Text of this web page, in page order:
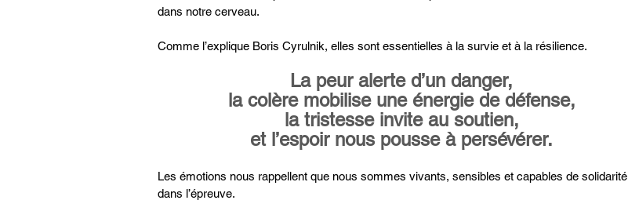
dans notre cerveau.
Comme l’explique Boris Cyrulnik, elles sont essentielles à la survie et à la résilience.
La peur alerte d’un danger,
la colère mobilise une énergie de défense,
la tristesse invite au soutien,
et l’espoir nous pousse à persévérer.
Les émotions nous rappellent que nous sommes vivants, sensibles et capables de solidarité
dans l’épreuve.